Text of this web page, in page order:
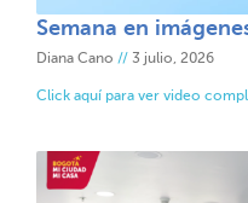
Semana en
Diana Cano 3 julio, 2026
Click aquí para ver video